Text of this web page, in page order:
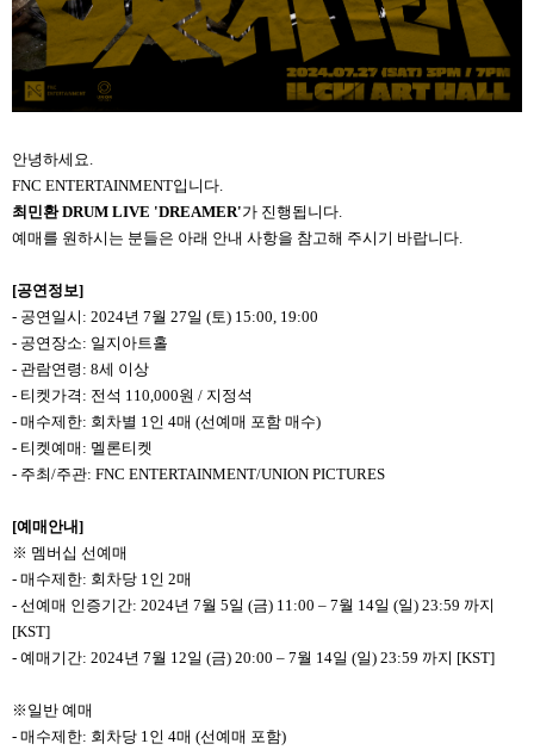
안녕하세요.
FNC ENTERTAINMENT입니다.
최민환 DRUM LIVE 'DREAMER'가 진행됩니다.
예매를 원하시는 분들은 아래 안내 사항을 참고해 주시기 바랍니다.
[공연정보]
- 공연일시: 2024년 7월 27일 (토) 15:00, 19:00
- 공연장소: 일지아트홀
- 관람연령: 8세 이상
- 티켓가격: 전석 110,000원 / 지정석
- 매수제한: 회차별 1인 4매 (선예매 포함 매수)
- 티켓예매: 멜론티켓
- 주최/주관: FNC ENTERTAINMENT/UNION PICTURES
[예매안내]
※ 멤버십 선예매
- 매수제한: 회차당 1인 2매
- 선예매 인증기간: 2024년 7월 5일 (금) 11:00 – 7월 14일 (일) 23:59 까지
[KST]
- 예매기간: 2024년 7월 12일 (금) 20:00 – 7월 14일 (일) 23:59 까지 [KST]
※일반 예매
- 매수제한: 회차당 1인 4매 (선예매 포함)